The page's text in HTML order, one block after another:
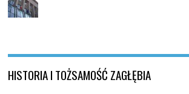
HISTORIA I TOŻSAMOŚĆ ZAGŁĘBIA